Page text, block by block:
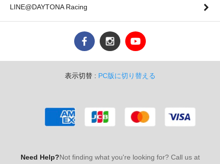
LINE@DAYTONA Racing
表示切替 : PC版に切り替える
Need Help?Not finding what you're looking for? Call us at